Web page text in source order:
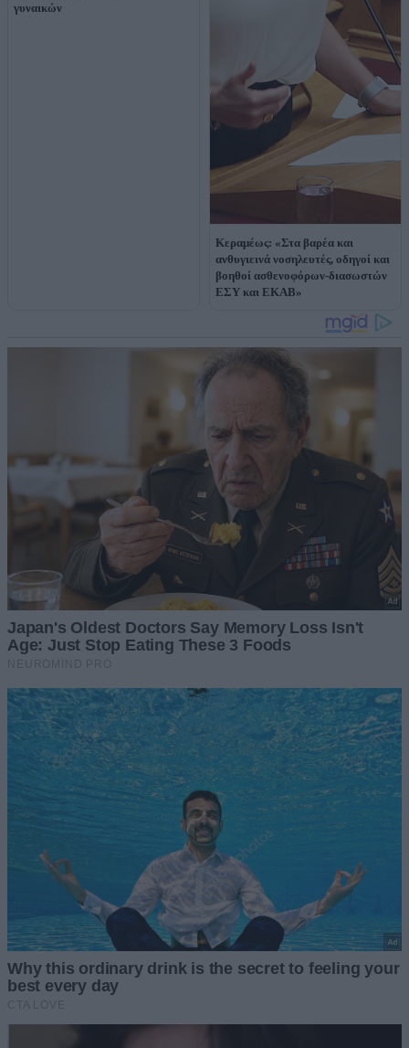
γυναικών
Κεραμέως: «Στα βαρέα και
ανθυγιεινά νοσηλευτές, οδηγοί και
βοηθοί ασθενοφόρων-διασωστών
ΕΣΥ και ΕΚΑΒ»